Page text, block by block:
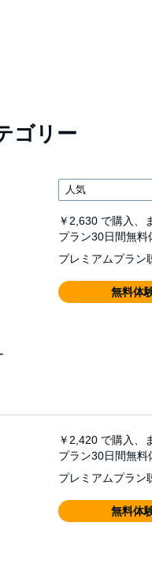
ゴリー
￥2,630 で購入、
プラン30日間無料
プレミアムプラン
無料体
￥2,420 で購入、
プラン30日間無料
プレミアムプラン
無料体